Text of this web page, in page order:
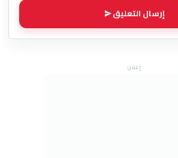
إرسال التعليق
إعلان